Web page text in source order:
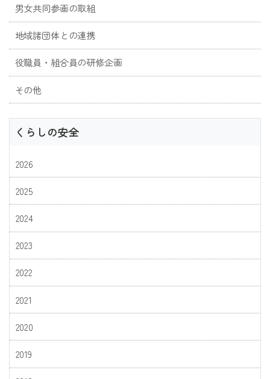
男女共同参画の取組
地域諸団体との連携
役職員・組合員の研修企画
その他
くらしの安全
2026
2025
2024
2023
2022
2021
2020
2019